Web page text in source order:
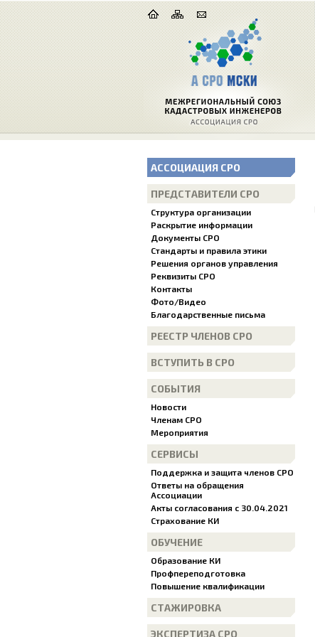
АССОЦИАЦИЯ СРО
ПРЕДСТАВИТЕЛИ СРО
Структура организации
Раскрытие информации
Документы СРО
Стандарты и правила этики
Решения органов управления
Реквизиты СРО
Контакты
Фото/Видео
Благодарственные письма
РЕЕСТР ЧЛЕНОВ СРО
ВСТУПИТЬ В СРО
СОБЫТИЯ
Новости
Членам СРО
Мероприятия
СЕРВИСЫ
Поддержка и защита членов СРО
Ответы на обращения
Ассоциации
Акты согласования с 30.04.2021
Страхование КИ
ОБУЧЕНИЕ
Образование КИ
Профпереподготовка
Повышение квалификации
СТАЖИРОВКА
ЭКСПЕРТИЗА СРО